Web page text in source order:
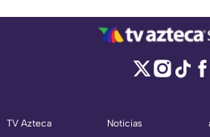
TV Azteca
Noticias